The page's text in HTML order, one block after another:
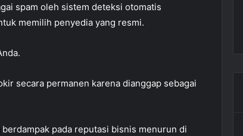
spam oleh sistem deteksi otomatis
memilih penyedia yang resmi.
secara permanen karena dianggap sebagai
pada reputasi bisnis menurun di